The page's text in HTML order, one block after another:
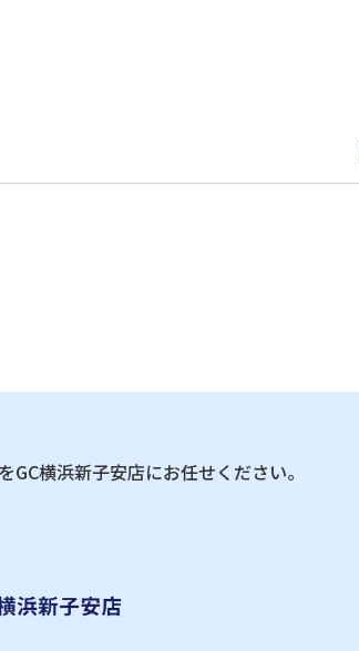
横浜新子安店にお任せください。